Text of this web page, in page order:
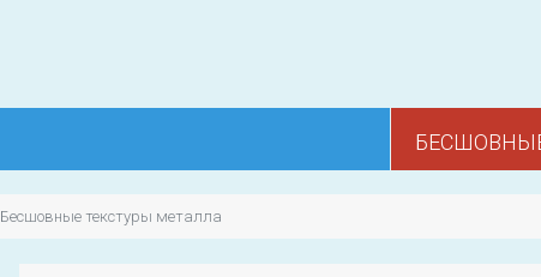
Бесшовные текстуры металла